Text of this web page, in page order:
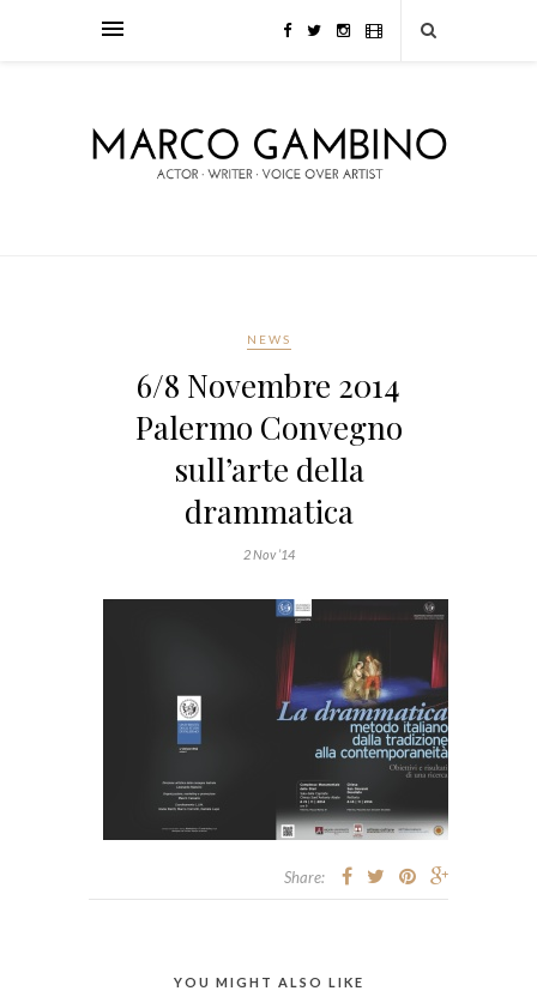
NEWS
6/8 Novembre 2014
Palermo Convegno
sull’arte della
drammatica
2 Nov ’14
Share:
YOU MIGHT ALSO LIKE